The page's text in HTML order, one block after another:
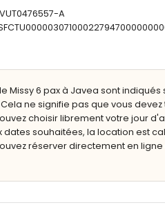
bidet, toilette et sèche-
simple, douche, toilette et
extérieur
de la villa)
A
Missy 6 pax à Javea sont
ne signifie pas que vous devez
choisir librement votre jour
souhaitées, la location est
réserver directement en